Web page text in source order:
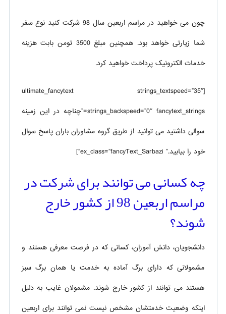
چون می خواهید در مراسم اربعین سال 98 شرکت کنید نوع سفر
شما زیارتی خواهد بود. همچنین مبلغ 3500 تومن بابت هزینه
خدمات الکترونیک پرداخت خواهید کرد.
[ultimate_fancytext strings_textspeed=”35″
strings_backspeed=”0″ fancytext_strings=”چناچه در این زمینه
سوالی داشتید می توانید از طریق گروه مشاوران باران پاسخ سوال
خود را بیابید.” ex_class=”fancyText_Sarbazi”]
چه کسانی می توانند برای شرکت در
مراسم اربعین 98 از کشور خارج
شوند؟
دانشجویان، دانش آموزان، کسانی که در فرصت معرفی هستند و
مشمولانی که دارای برگ آماده به خدمت یا همان برگ سبز
هستند می توانند از کشور خارج شوند. مشمولان غایب به دلیل
اینکه وضعیت خدمتشان مشخص نیست نمی توانند برای اربعین